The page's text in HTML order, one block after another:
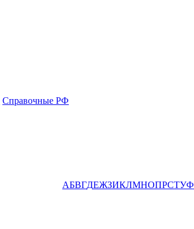
Справочные РФ
АБВГДЕЖЗИКЛМНОПРСТУФ